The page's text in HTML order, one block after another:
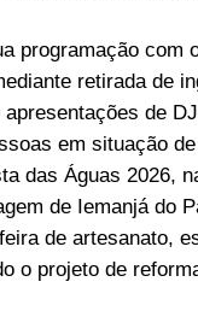
programação com
retirada de
de
em situação
das Águas 2026,
de Iemanjá do
de artesanato,
o projeto de